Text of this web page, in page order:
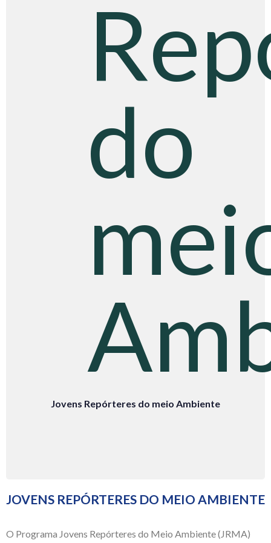
Jovens Repórteres do meio Ambiente
JOVENS REPÓRTERES DO MEIO AMBIENTE
O Programa Jovens Repórteres do Meio Ambiente (JRMA)